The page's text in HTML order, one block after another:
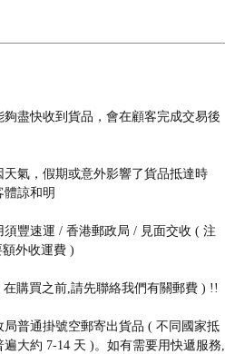
盡快收到貨品，會在顧客完成交易後
天氣，假期或意外影響了貨品抵達時
體諒和明
須豐速運 / 香港郵政局 / 見面交收 ( 注
外收運費 )
購買之前,請先聯絡我們有關郵費 ) !!
局普通掛號空郵寄出貨品 ( 不同國家抵
大約 7-14 天 )。如有需要用快遞服務,